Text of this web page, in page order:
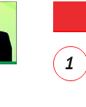
1